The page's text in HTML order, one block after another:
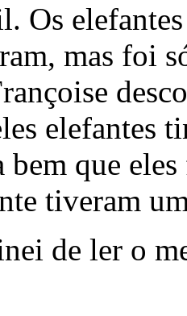
Os
mas foi
elefantes
que
tiveram
de ler o